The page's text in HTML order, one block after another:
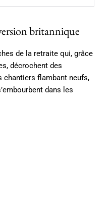
britannique
de la retraite qui, grâce
décrochent des
chantiers flambant neufs,
dans les